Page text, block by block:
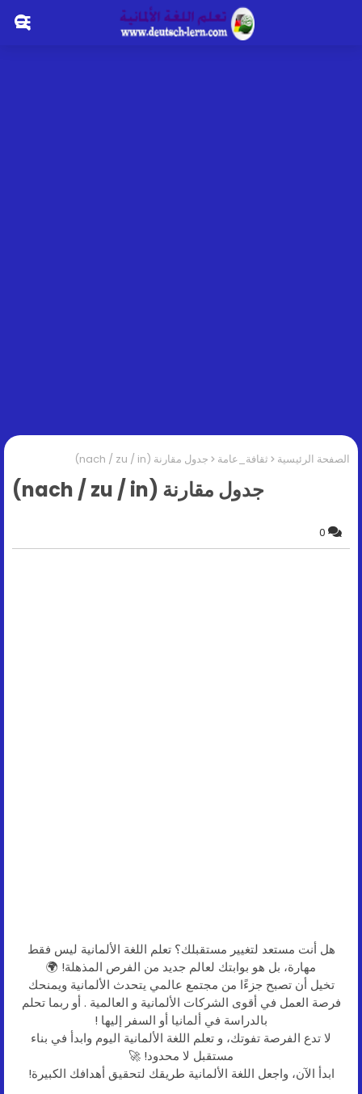
الصفحة الرئيسية ثقافة_عامة جدول مقارنة (nach / zu / in)
جدول مقارنة (nach / zu / in)
هل أنت مستعد لتغيير مستقبلك؟ تعلم اللغة الألمانية ليس فقط
مهارة، بل هو بوابتك لعالم جديد من الفرص المذهلة! 🌍
تخيل أن تصبح جزءًا من مجتمع عالمي يتحدث الألمانية ويمنحك
فرصة العمل في أقوى الشركات الألمانية و العالمية . أو ربما تحلم
بالدراسة في ألمانيا أو السفر إليها !
لا تدع الفرصة تفوتك، و تعلم اللغة الألمانية اليوم وابدأ في بناء
مستقبل لا محدود! 🚀
ابدأ الآن، واجعل اللغة الألمانية طريقك لتحقيق أهدافك الكبيرة!